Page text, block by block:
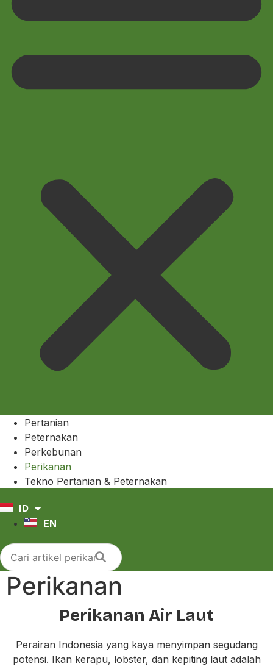
Pertanian
Peternakan
Perkebunan
Perikanan
Tekno Pertanian & Peternakan
ID
EN
Perikanan
Perikanan Air Laut
Perairan Indonesia yang kaya menyimpan segudang
potensi. Ikan kerapu, lobster, dan kepiting laut adalah